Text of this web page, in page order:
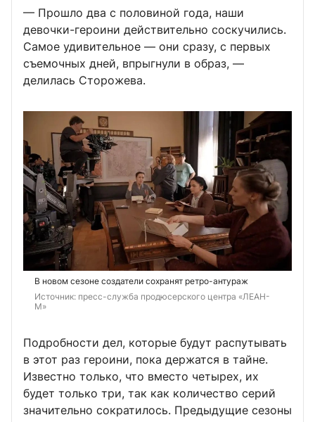
— Прошло два с половиной года, наши
девочки-героини действительно соскучились.
Самое удивительное — они сразу, с первых
съемочных дней, впрыгнули в образ, —
делилась Сторожева.
В новом сезоне создатели сохранят ретро-антураж
Источник: пресс-служба продюсерского центра «ЛЕАН-
М»
Подробности дел, которые будут распутывать
в этот раз героини, пока держатся в тайне.
Известно только, что вместо четырех, их
будет только три, так как количество серий
значительно сократилось. Предыдущие сезоны